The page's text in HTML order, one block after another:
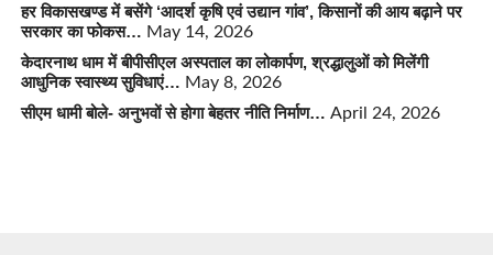
हर विकासखण्ड में बसेंगे ‘आदर्श कृषि एवं उद्यान गांव’, किसानों की आय बढ़ाने पर
सरकार का फोकस… May 14, 2026
केदारनाथ धाम में बीपीसीएल अस्पताल का लोकार्पण, श्रद्धालुओं को मिलेंगी
आधुनिक स्वास्थ्य सुविधाएं… May 8, 2026
सीएम धामी बोले- अनुभवों से होगा बेहतर नीति निर्माण… April 24, 2026